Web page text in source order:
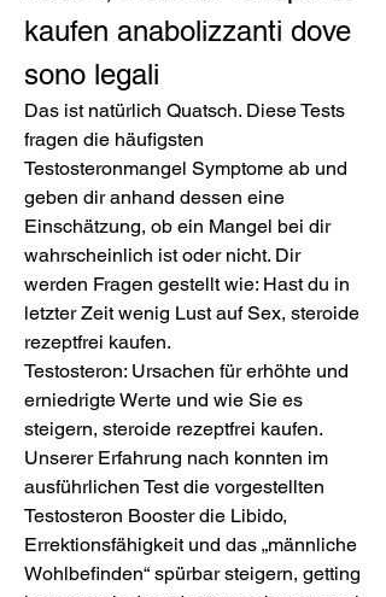
kaufen anabolizzanti dove
sono legali
Das ist natürlich Quatsch. Diese Tests
fragen die häufigsten
Testosteronmangel Symptome ab und
geben dir anhand dessen eine
Einschätzung, ob ein Mangel bei dir
wahrscheinlich ist oder nicht. Dir
werden Fragen gestellt wie: Hast du in
letzter Zeit wenig Lust auf Sex, steroide
rezeptfrei kaufen.
Testosteron: Ursachen für erhöhte und
erniedrigte Werte und wie Sie es
steigern, steroide rezeptfrei kaufen.
Unserer Erfahrung nach konnten im
ausführlichen Test die vorgestellten
Testosteron Booster die Libido,
Errektionsfähigkeit und das „männliche
Wohlbefinden“ spürbar steigern, getting